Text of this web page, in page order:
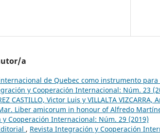
a
de Quebec como instrumento
y Cooperación Internacional: Núm. 23
CASTILLO, Victor Luis y VILLALTA
Liber amicorum in honour of Alfredo
Cooperación Internacional: Núm. 29 (2019)
, Revista Integración y Cooperación